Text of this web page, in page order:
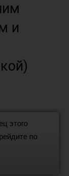
и
этого
по